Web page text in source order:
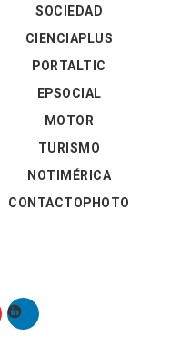
SOCIEDAD
CIENCIAPLUS
PORTALTIC
EPSOCIAL
MOTOR
TURISMO
NOTIMÉRICA
CONTACTOPHOTO